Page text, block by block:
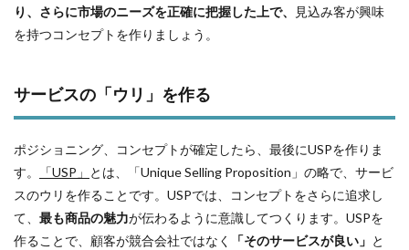
り、さらに市場のニーズを正確に把握した上で、
見込み客が興味
を持つコンセプトを作りましょう。
サービスの「ウリ」を作る
ポジショニング、コンセプトが確定したら、最後にUSPを作りま
す。
「USP」 とは、「Unique Selling Proposition」の略で、サービ
スのウリを作ることです。USPでは、コンセプトをさらに追求し
て、 最も商品の魅力が伝わるように意識してつくります。USPを
作ることで、顧客が競合会社ではなく
「そのサービスが良い」 と